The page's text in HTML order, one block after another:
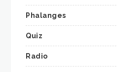
Phalanges
Quiz
Radio